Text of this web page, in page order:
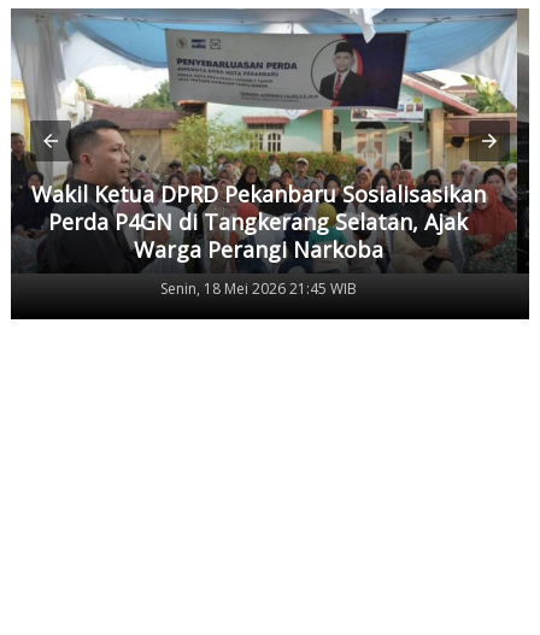
Wakil Ketua DPRD Pekanbaru Sosialisasikan
Perda P4GN di Tangkerang Selatan, Ajak
Warga Perangi Narkoba
Senin, 18 Mei 2026 21:45 WIB